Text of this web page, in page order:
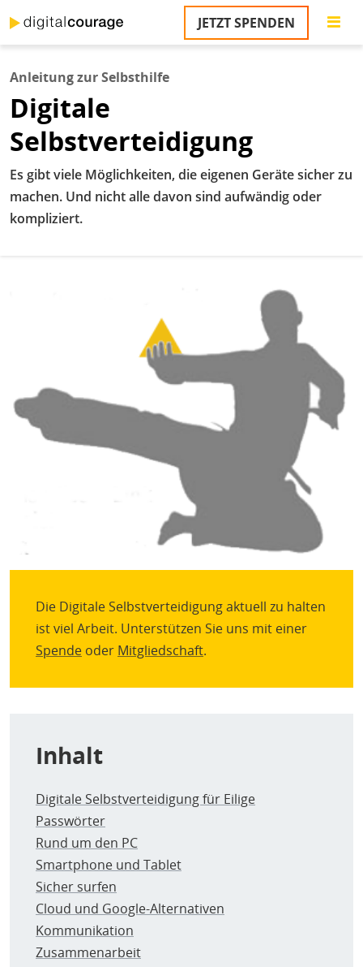
zum
Inhalt
JETZT SPENDEN
Anleitung zur Selbsthilfe
Digitale
Selbstverteidigung
Es gibt viele Möglichkeiten, die eigenen Geräte sicher zu
machen. Und nicht alle davon sind aufwändig oder
kompliziert.
Die Digitale Selbstverteidigung aktuell zu halten
ist viel Arbeit. Unterstützen Sie uns mit einer
Spende oder Mitgliedschaft.
Inhalt
Digitale Selbstverteidigung für Eilige
Passwörter
Rund um den PC
Smartphone und Tablet
Sicher surfen
Cloud und Google-Alternativen
Kommunikation
Zusammenarbeit